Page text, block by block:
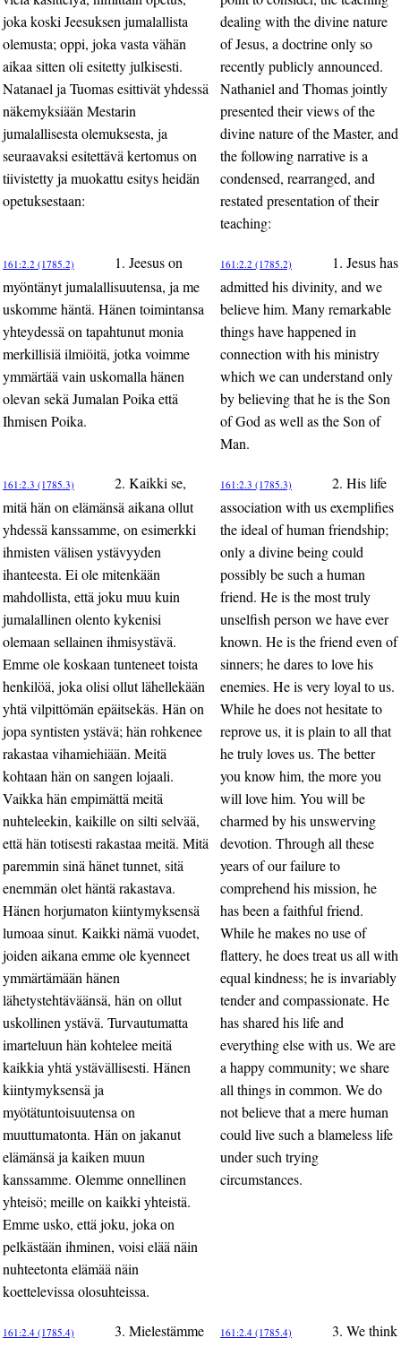
joka koski Jeesuksen jumalallista
olemusta; oppi, joka vasta vähän
aikaa sitten oli esitetty julkisesti.
Natanael ja Tuomas esittivät yhdessä
näkemyksiään Mestarin
jumalallisesta olemuksesta, ja
seuraavaksi esitettävä kertomus on
tiivistetty ja muokattu esitys heidän
opetuksestaan:
dealing with the divine nature
of Jesus, a doctrine only so
recently publicly announced.
Nathaniel and Thomas jointly
presented their views of the
divine nature of the Master, and
the following narrative is a
condensed, rearranged, and
restated presentation of their
teaching:
161:2.2 (1785.2)
1. Jeesus on
myöntänyt jumalallisuutensa, ja me
uskomme häntä. Hänen toimintansa
yhteydessä on tapahtunut monia
merkillisiä ilmiöitä, jotka voimme
ymmärtää vain uskomalla hänen
olevan sekä Jumalan Poika että
Ihmisen Poika.
161:2.2 (1785.2)
1. Jesus has
admitted his divinity, and we
believe him. Many remarkable
things have happened in
connection with his ministry
which we can understand only
by believing that he is the Son
of God as well as the Son of
Man.
161:2.3 (1785.3)
2. Kaikki se,
mitä hän on elämänsä aikana ollut
yhdessä kanssamme, on esimerkki
ihmisten välisen ystävyyden
ihanteesta. Ei ole mitenkään
mahdollista, että joku muu kuin
jumalallinen olento kykenisi
olemaan sellainen ihmisystävä.
Emme ole koskaan tunteneet toista
henkilöä, joka olisi ollut lähellekään
yhtä vilpittömän epäitsekäs. Hän on
jopa syntisten ystävä; hän rohkenee
rakastaa vihamiehiään. Meitä
kohtaan hän on sangen lojaali.
Vaikka hän empimättä meitä
nuhteleekin, kaikille on silti selvää,
että hän totisesti rakastaa meitä. Mitä
paremmin sinä hänet tunnet, sitä
enemmän olet häntä rakastava.
Hänen horjumaton kiintymyksensä
lumoaa sinut. Kaikki nämä vuodet,
joiden aikana emme ole kyenneet
ymmärtämään hänen
lähetystehtäväänsä, hän on ollut
uskollinen ystävä. Turvautumatta
imarteluun hän kohtelee meitä
kaikkia yhtä ystävällisesti. Hänen
kiintymyksensä ja
myötätuntoisuutensa on
muuttumatonta. Hän on jakanut
elämänsä ja kaiken muun
kanssamme. Olemme onnellinen
yhteisö; meille on kaikki yhteistä.
Emme usko, että joku, joka on
pelkästään ihminen, voisi elää näin
nuhteetonta elämää näin
koettelevissa olosuhteissa.
161:2.3 (1785.3)
2. His life
association with us exemplifies
the ideal of human friendship;
only a divine being could
possibly be such a human
friend. He is the most truly
unselfish person we have ever
known. He is the friend even of
sinners; he dares to love his
enemies. He is very loyal to us.
While he does not hesitate to
reprove us, it is plain to all that
he truly loves us. The better
you know him, the more you
will love him. You will be
charmed by his unswerving
devotion. Through all these
years of our failure to
comprehend his mission, he
has been a faithful friend.
While he makes no use of
flattery, he does treat us all with
equal kindness; he is invariably
tender and compassionate. He
has shared his life and
everything else with us. We are
a happy community; we share
all things in common. We do
not believe that a mere human
could live such a blameless life
under such trying
circumstances.
161:2.4 (1785.4)
3. Mielestämme
161:2.4 (1785.4)
3. We think